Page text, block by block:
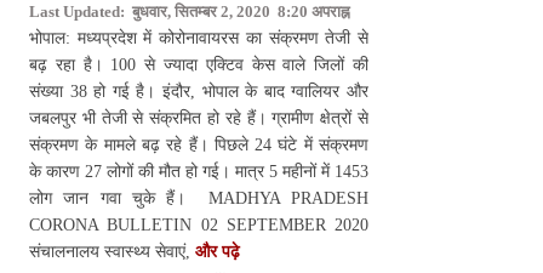
Last Updated: बुधवार, सितम्बर 2, 2020 8:20 अपराह्न
भोपाल: मध्यप्रदेश में कोरोनावायरस का संक्रमण तेजी से
बढ़ रहा है। 100 से ज्यादा एक्टिव केस वाले जिलों की
संख्या 38 हो गई है। इंदौर, भोपाल के बाद ग्वालियर और
जबलपुर भी तेजी से संक्रमित हो रहे हैं। ग्रामीण क्षेत्रों से
संक्रमण के मामले बढ़ रहे हैं। पिछले 24 घंटे में संक्रमण
के कारण 27 लोगों की मौत हो गई। मात्र 5 महीनों में 1453
लोग जान गवा चुके हैं। MADHYA PRADESH
CORONA BULLETIN 02 SEPTEMBER 2020
संचालनालय स्वास्थ्य सेवाएं, और पढ़े